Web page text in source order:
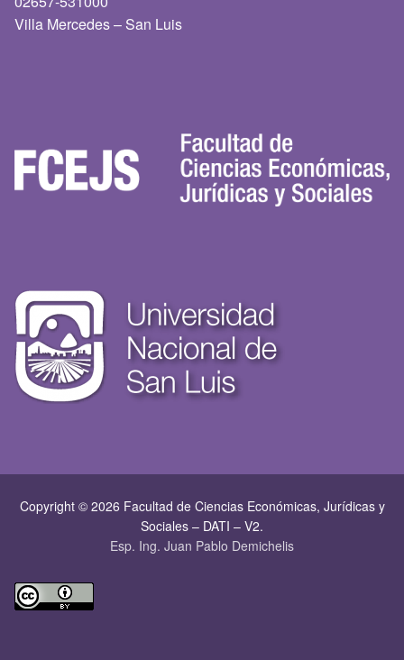
Villa Mercedes – San Luis
Copyright © 2026 Facultad de Ciencias Económicas, Jurí­dicas y
Sociales – DATI – V2.
Esp. Ing. Juan Pablo Demichelis